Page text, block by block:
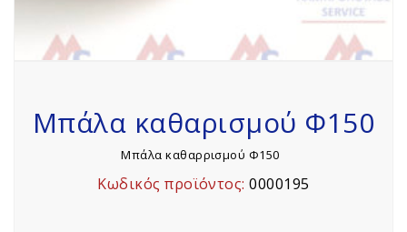
Μπάλα καθαρισμού Φ150
Μπάλα καθαρρισμού Φ150
Κωδικός προϊόντος:0000195